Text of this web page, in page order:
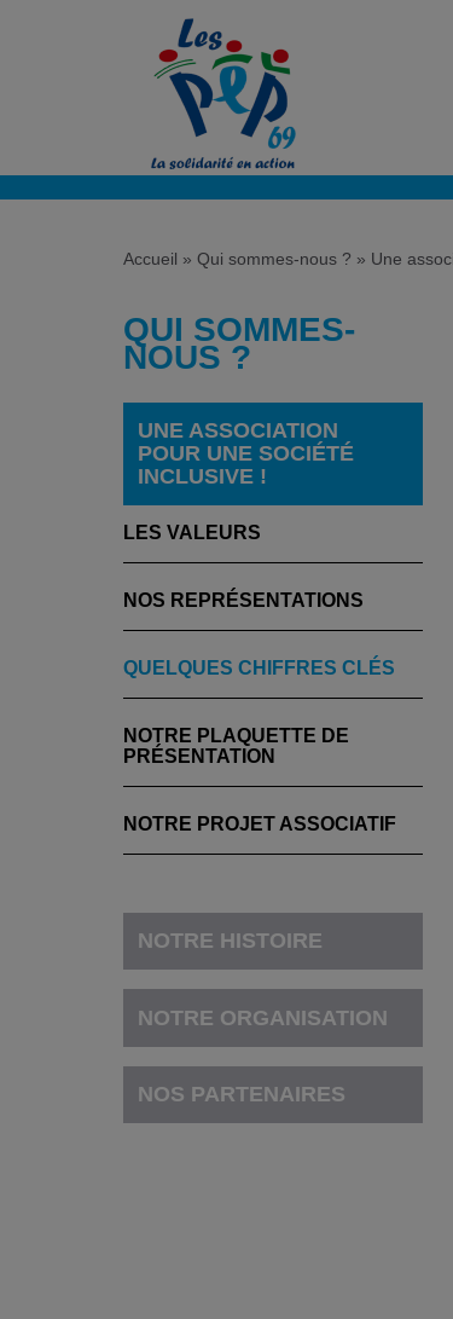
Accueil » Qui sommes-nous ? » Une
QUI SOMMES-
NOUS ?
UNE ASSOCIATION
POUR UNE SOCIÉTÉ
INCLUSIVE !
LES VALEURS
NOS REPRÉSENTATIONS
QUELQUES CHIFFRES CLÉS
NOTRE PLAQUETTE DE
PRÉSENTATION
NOTRE PROJET ASSOCIATIF
NOTRE HISTOIRE
NOTRE ORGANISATION
NOS PARTENAIRES